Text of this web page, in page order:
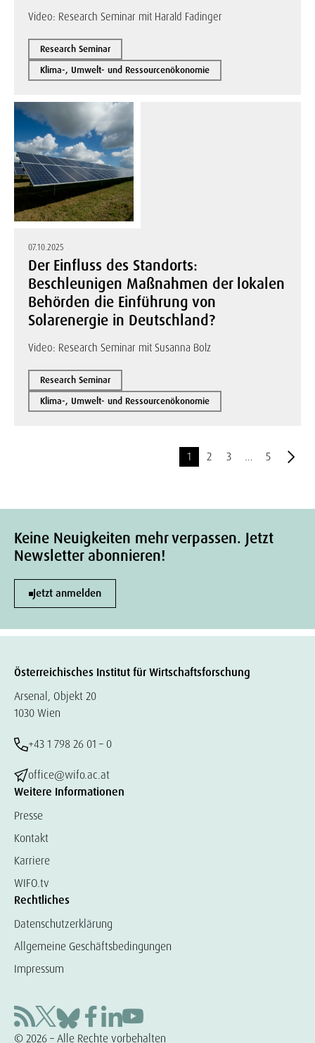
Video: Research Seminar mit Harald Fadinger
Research Seminar
Klima-, Umwelt- und Ressourcenökonomie
07.10.2025
Der Einfluss des Standorts:
Beschleunigen Maßnahmen der lokalen
Behörden die Einführung von
Solarenergie in Deutschland?
Video: Research Seminar mit Susanna Bolz
Research Seminar
Klima-, Umwelt- und Ressourcenökonomie
1 2 3 … 5
Keine Neuigkeiten mehr verpassen. Jetzt
Newsletter abonnieren!
Jetzt anmelden
Österreichisches Institut für Wirtschaftsforschung
Arsenal, Objekt 20
1030 Wien
+43 1 798 26 01 – 0
office@wifo.ac.at
Weitere Informationen
Presse
Kontakt
Karriere
WIFO.tv
Rechtliches
Datenschutzerklärung
Allgemeine Geschäftsbedingungen
Impressum
© 2026 – Alle Rechte vorbehalten